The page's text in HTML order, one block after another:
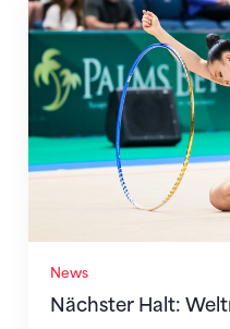
News
Nächster Halt:
Nächster Halt: